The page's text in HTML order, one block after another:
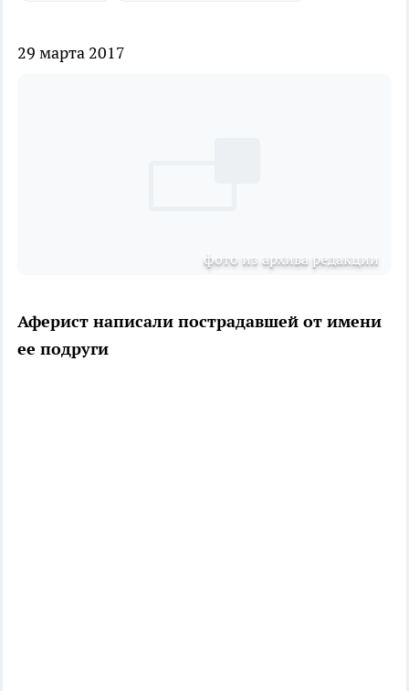
29 марта 2017
фото из архива редакции
Аферист написали пострадавшей от имени
ее подруги